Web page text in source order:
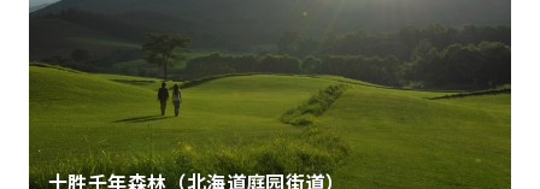
十胜千年森林（北海道庭园街道）